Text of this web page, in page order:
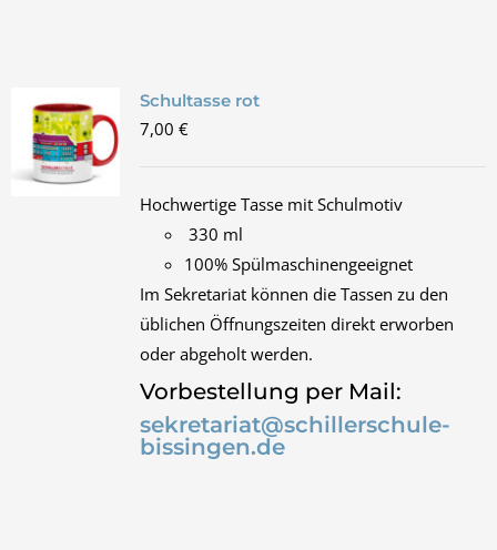
Schultasse rot
7,00 €
Hochwertige Tasse mit Schulmotiv
330 ml
100% Spülmaschinengeeignet
Im Sekretariat können die Tassen zu den
üblichen Öffnungszeiten direkt erworben
oder abgeholt werden.
Vorbestellung per Mail:
sekretariat@schillerschule-
bissingen.de